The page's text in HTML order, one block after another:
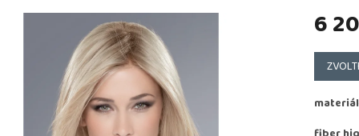
6
Měrná
cena: